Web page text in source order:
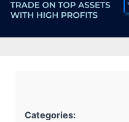
Categories: